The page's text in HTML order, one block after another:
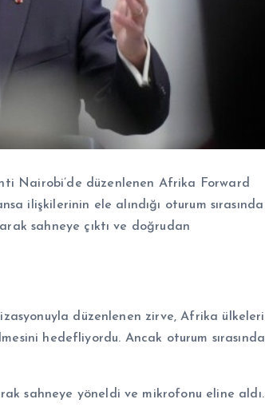
Nairobi’de düzenlenen Afrika Forward
ilişkilerinin ele alındığı oturum sırasında
sahneye çıktı ve doğrudan
düzenlenen zirve, Afrika ülkeleri
hedefliyordu. Ancak oturum sırasında
sahneye yöneldi ve mikrofonu eline aldı.